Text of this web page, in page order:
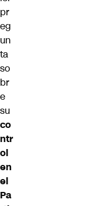
pr
eg
un
ta
so
br
e
su
co
ntr
ol
en
el
Pa